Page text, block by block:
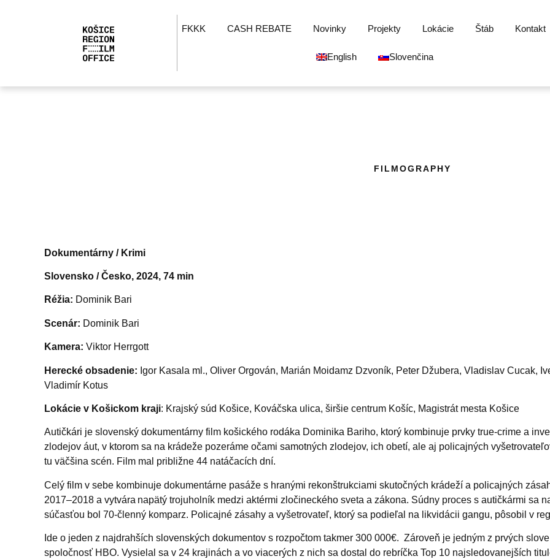
FKKK CASH REBATE Novinky Projekty Lokácie Štáb Kontakt
English Slovenčina
FILMOGRAPHY
Dokumentárny / Krimi
Slovensko / Česko, 2024, 74 min
Réžia: Dominik Bari
Scenár: Dominik Bari
Kamera: Viktor Herrgott
Herecké obsadenie: Igor Kasala ml., Oliver Orgován, Marián Moidamz Dzvoník, Peter Džubera, Vladislav Cucak,
Vladimír Kotus
Lokácie v Košickom kraji: Krajský súd Košice, Kováčska ulica, širšie centrum Košíc, Magistrát mesta Košice
Autičkári je slovenský dokumentárny film košického rodáka Dominika Bariho, ktorý kombinuje prvky true‑crime a
zlodejov áut, v ktorom sa na krádeže pozeráme očami samotných zlodejov, ich obetí, ale aj policajných
tu väčšina scén. Film mal približne 44 natáčacích dní.
Celý film v sebe kombinuje dokumentárne pasáže s hranými rekonštrukciami skutočných krádeží a policajných
2017–2018 a vytvára napätý trojuholník medzi aktérmi zločineckého sveta a zákona. Súdny proces s autičkármi sa
súčasťou bol 70-členný komparz. Policajné zásahy a vyšetrovateľ, ktorý sa podieľal na likvidácii gangu, pôsobil v
Ide o jeden z najdrahších slovenských dokumentov s rozpočtom takmer 300 000€. Zároveň je jedným z prvých
spoločnosť HBO. Vysielal sa v 24 krajinách a vo viacerých z nich sa dostal do rebríčka Top 10 najsledovanejších